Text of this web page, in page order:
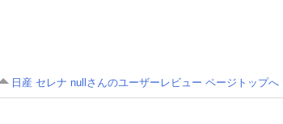
日産 セレナ nullさんのユーザーレビュー ページトップへ